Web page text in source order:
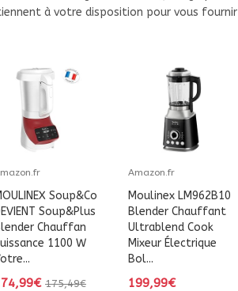
à votre disposition pour vous fournir
Soup&Co
Soup&Plus
Chauffan
1100 W
175,49€
Amazon.fr
Moulinex LM962B10
Blender Chauffant
Ultrablend Cook
Mixeur Électrique
Bol...
199,99€